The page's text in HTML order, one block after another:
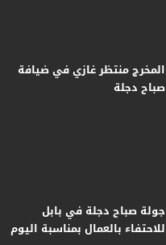
المخرج منتظر غازي في ضيافة
صباح دجلة
جولة صباح دجلة في بابل
للاحتفاء بالعمال بمناسبة اليوم